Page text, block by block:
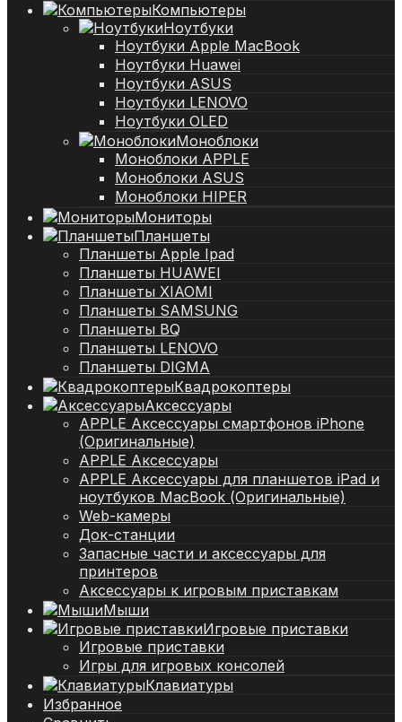
Компьютеры
Ноутбуки
Ноутбуки Apple MacBook
Ноутбуки Huawei
Ноутбуки ASUS
Ноутбуки LENOVO
Ноутбуки OLED
Моноблоки
Моноблоки APPLE
Моноблоки ASUS
Моноблоки HIPER
Мониторы
Планшеты
Планшеты Apple Ipad
Планшеты HUAWEI
Планшеты XIAOMI
Планшеты SAMSUNG
Планшеты BQ
Планшеты LENOVO
Планшеты DIGMA
Квадрокоптеры
Аксессуары
APPLE Аксессуары смартфонов iPhone
(Оригинальные)
APPLE Аксессуары
APPLE Аксессуары для планшетов iPad и
ноутбуков MacBook (Оригинальные)
Web-камеры
Док-станции
Запасные части и аксессуары для
принтеров
Аксессуары к игровым приставкам
Мыши
Игровые приставки
Игровые приставки
Игры для игровых консолей
Клавиатуры
Избранное